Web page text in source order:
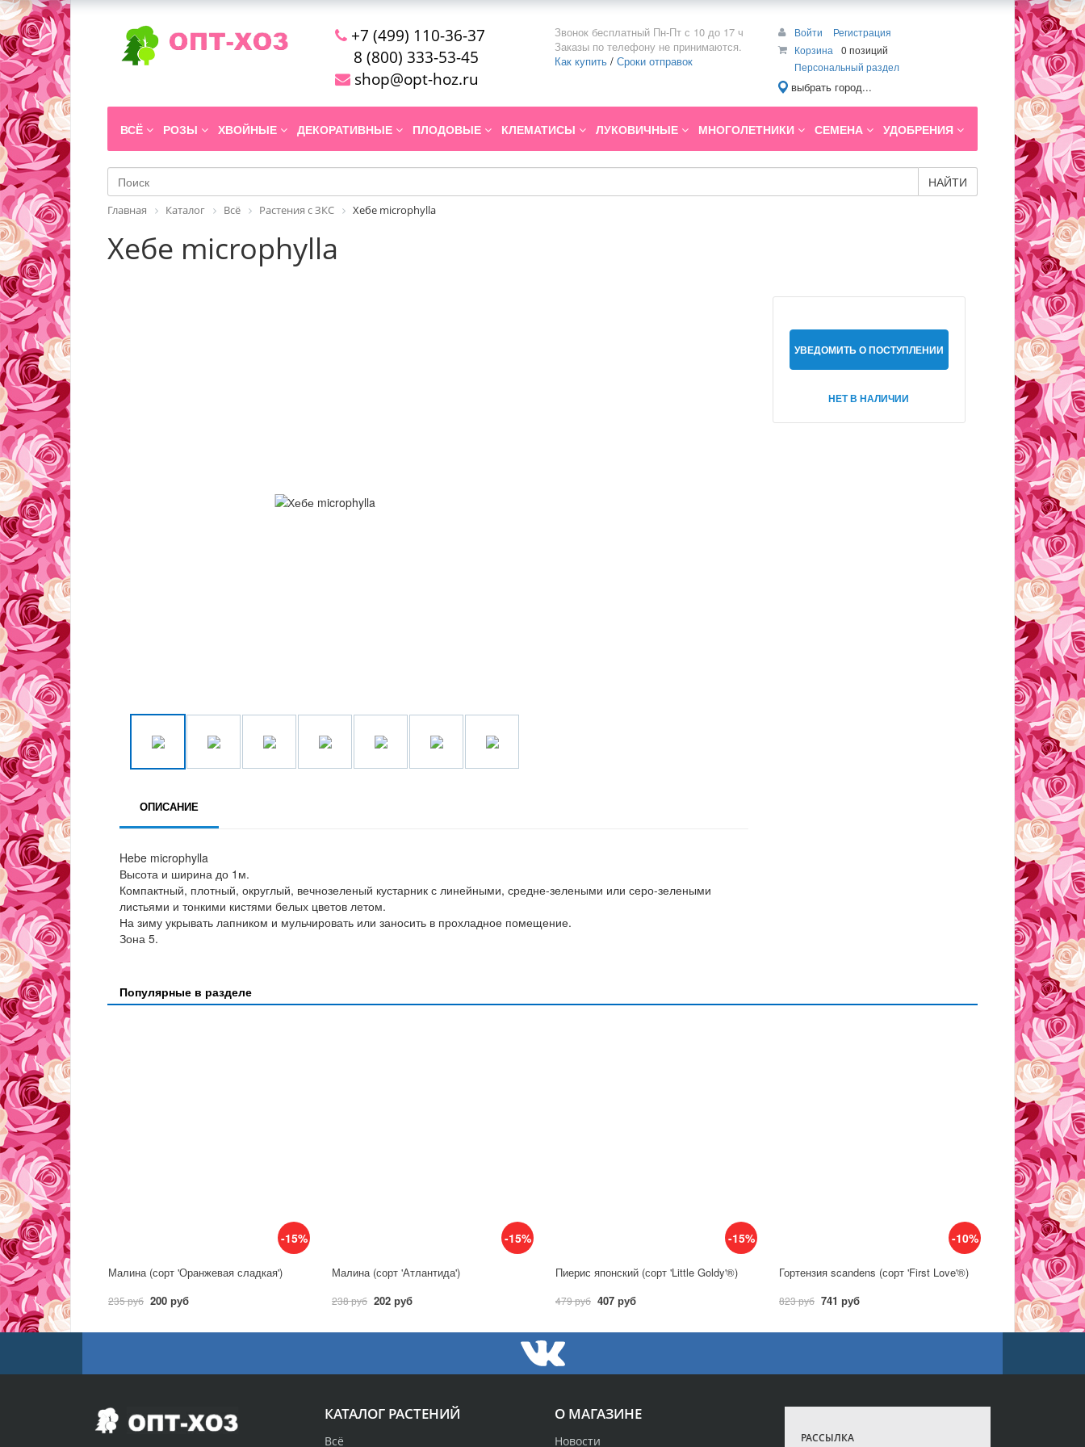
+7 (499) 110-36-37
8 (800) 333-53-45
shop@opt-hoz.ru
Звонок бесплатный Пн-Пт с 10 до 17 ч
Заказы по телефону не принимаются.
Как купить / Сроки отправок
Войти
Регистрация
Корзина
0 позиций
Персональный раздел
выбрать город...
ВСЁ РОЗЫ ХВОЙНЫЕ ДЕКОРАТИВНЫЕ ПЛОДОВЫЕ КЛЕМАТИСЫ ЛУКОВИЧНЫЕ МНОГОЛЕТНИКИ СЕМЕНА УДОБРЕНИЯ
НАЙТИ
Главная Каталог Всё Растения с ЗКС Хебе microphylla
Хебе microphylla
УВЕДОМИТЬ О ПОСТУПЛЕНИИ
НЕТ В НАЛИЧИИ
ОПИСАНИЕ
Hebe microphylla
Высота и ширина до 1м.
Компактный, плотный, округлый, вечнозеленый кустарник с линейными, средне-зелеными или серо-зелеными
листьями и тонкими кистями белых цветов летом.
На зиму укрывать лапником и мульчировать или заносить в прохладное помещение.
Зона 5.
Популярные в разделе
-15%
Малина (сорт 'Оранжевая сладкая')
235 руб 200 руб
-15%
Малина (сорт 'Атлантида')
238 руб 202 руб
-15%
Пиерис японский (сорт 'Little Goldy'®)
479 руб 407 руб
-10%
Гортензия scandens (сорт 'First Love'®)
823 руб 741 руб
О МАГАЗИНЕ
Новости
КАТАЛОГ РАСТЕНИЙ
Всё РАССЫЛКА